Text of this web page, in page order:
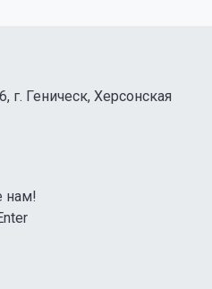
г. Геническ, Херсонская
нам!